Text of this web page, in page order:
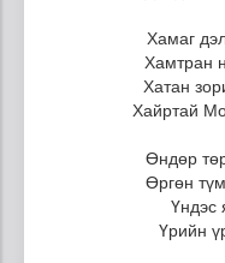
Хамаг
Хамтран
Хатан
Хайртай
Өндөр
Өргөн
Үндэс
Үрийн